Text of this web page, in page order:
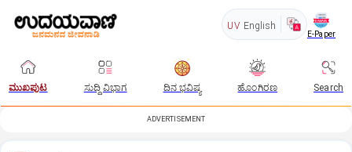
UV English
E-Paper
ಮುಖಪುಟ ಸುದ್ದಿ ವಿಭಾಗ ದಿನ ಭವಿಷ್ಯ ಹೊಂಗಿರಣ Search
ADVERTISEMENT